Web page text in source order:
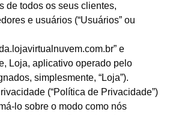
de todos os seus clientes,
e usuários (“Usuários” ou
e
Loja, aplicativo operado pelo
simplesmente, “Loja”).
(“Política de Privacidade”)
lo sobre o modo como nós